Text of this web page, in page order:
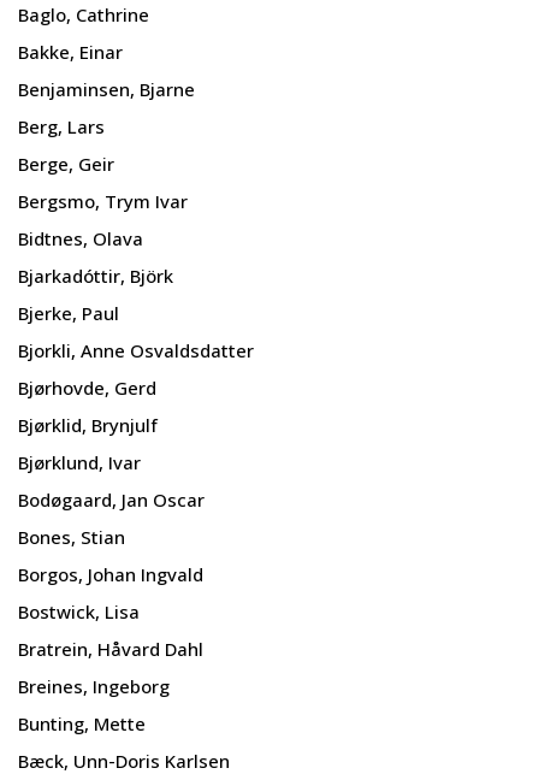
Baglo, Cathrine
Bakke, Einar
Benjaminsen, Bjarne
Berg, Lars
Berge, Geir
Bergsmo, Trym Ivar
Bidtnes, Olava
Bjarkadóttir, Björk
Bjerke, Paul
Bjorkli, Anne Osvaldsdatter
Bjørhovde, Gerd
Bjørklid, Brynjulf
Bjørklund, Ivar
Bodøgaard, Jan Oscar
Bones, Stian
Borgos, Johan Ingvald
Bostwick, Lisa
Bratrein, Håvard Dahl
Breines, Ingeborg
Bunting, Mette
Bæck, Unn-Doris Karlsen